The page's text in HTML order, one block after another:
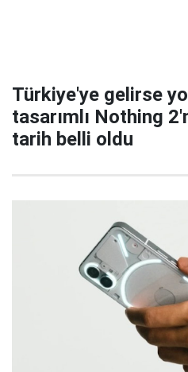
Türkiye'ye gelirse
tasarımlı Nothing
tarih belli oldu